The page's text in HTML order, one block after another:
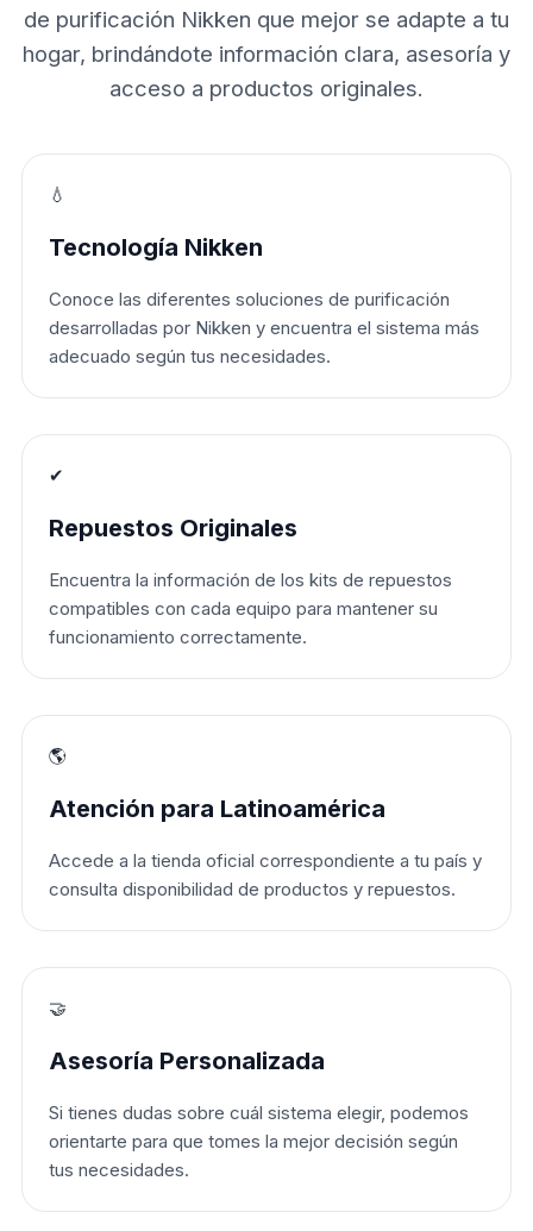
de purificación Nikken que mejor se adapte a tu
hogar, brindándote información clara, asesoría y
acceso a productos originales.
💧
Tecnología Nikken
Conoce las diferentes soluciones de purificación
desarrolladas por Nikken y encuentra el sistema más
adecuado según tus necesidades.
✔
Repuestos Originales
Encuentra la información de los kits de repuestos
compatibles con cada equipo para mantener su
funcionamiento correctamente.
🌎
Atención para Latinoamérica
Accede a la tienda oficial correspondiente a tu país y
consulta disponibilidad de productos y repuestos.
🤝
Asesoría Personalizada
Si tienes dudas sobre cuál sistema elegir, podemos
orientarte para que tomes la mejor decisión según
tus necesidades.